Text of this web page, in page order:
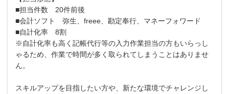
■担当件数 20件前後
■会計ソフト 弥生、freee、勘定奉行、マネーフォワード
■自計化率 8割
※自計化率も高く記帳代行等の入力作業担当の方もいらっし
ゃるため、作業で時間が多く取られてしまうことはありませ
ん。
スキルアップを目指したい方や、新たな環境でチャレンジし